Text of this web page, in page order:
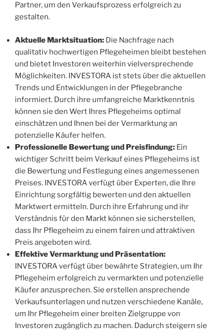
Partner, um den Verkaufsprozess erfolgreich zu
gestalten.
Aktuelle Marktsituation: Die Nachfrage nach
qualitativ hochwertigen Pflegeheimen bleibt bestehen
und bietet Investoren weiterhin vielversprechende
Möglichkeiten. INVESTORA ist stets über die aktuellen
Trends und Entwicklungen in der Pflegebranche
informiert. Durch ihre umfangreiche Marktkenntnis
können sie den Wert Ihres Pflegeheims optimal
einschätzen und Ihnen bei der Vermarktung an
potenzielle Käufer helfen.
Professionelle Bewertung und Preisfindung: Ein
wichtiger Schritt beim Verkauf eines Pflegeheims ist
die Bewertung und Festlegung eines angemessenen
Preises. INVESTORA verfügt über Experten, die Ihre
Einrichtung sorgfältig bewerten und den aktuellen
Marktwert ermitteln. Durch ihre Erfahrung und ihr
Verständnis für den Markt können sie sicherstellen,
dass Ihr Pflegeheim zu einem fairen und attraktiven
Preis angeboten wird.
Effektive Vermarktung und Präsentation:
INVESTORA verfügt über bewährte Strategien, um Ihr
Pflegeheim erfolgreich zu vermarkten und potenzielle
Käufer anzusprechen. Sie erstellen ansprechende
Verkaufsunterlagen und nutzen verschiedene Kanäle,
um Ihr Pflegeheim einer breiten Zielgruppe von
Investoren zugänglich zu machen. Dadurch steigern sie